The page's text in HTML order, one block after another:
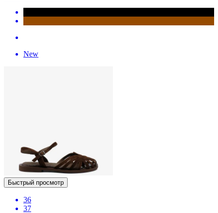
New
Быстрый просмотр
36
37